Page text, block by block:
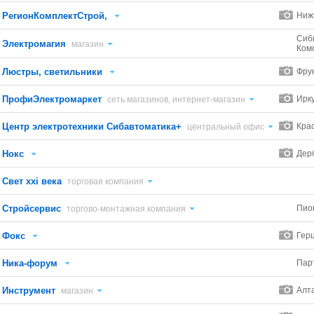
РегионКомплектСтрой,
Электромагия магазин
Люстры, светильники
ПрофиЭлектромаркет сеть магазинов, интернет-магазин
Центр электротехники Сибавтоматика+ центральный офис
Нокс
Свет xxi века торговая компания
Стройсервис торгово-монтажная компания
Фокс
Ника-форум
Инструмент магазин